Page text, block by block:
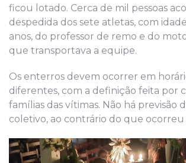
ficou lotado. Cerca de mil pessoas
despedida dos sete atletas, com
anos, do professor de remo e do
que transportava a equipe.
Os enterros devem ocorrer em
diferentes, com a definição feita por
famílias das vítimas. Não há previsão
coletivo, ao contrário do que ocorreu